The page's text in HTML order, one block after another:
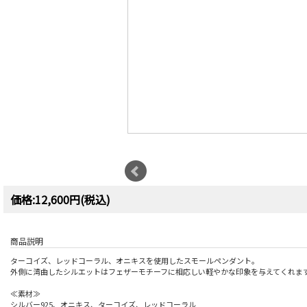
価格:12,600円(税込)
商品説明
ターコイズ、レッドコーラル、オニキスを使用したスモールペンダント。
外側に湾曲したシルエットはフェザーモチーフに相応しい軽やかな印象を与えてくれま
≪素材≫
シルバー925、オニキス、ターコイズ、レッドコーラル